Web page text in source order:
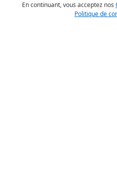
En continuant, vous acceptez nos
Politique de